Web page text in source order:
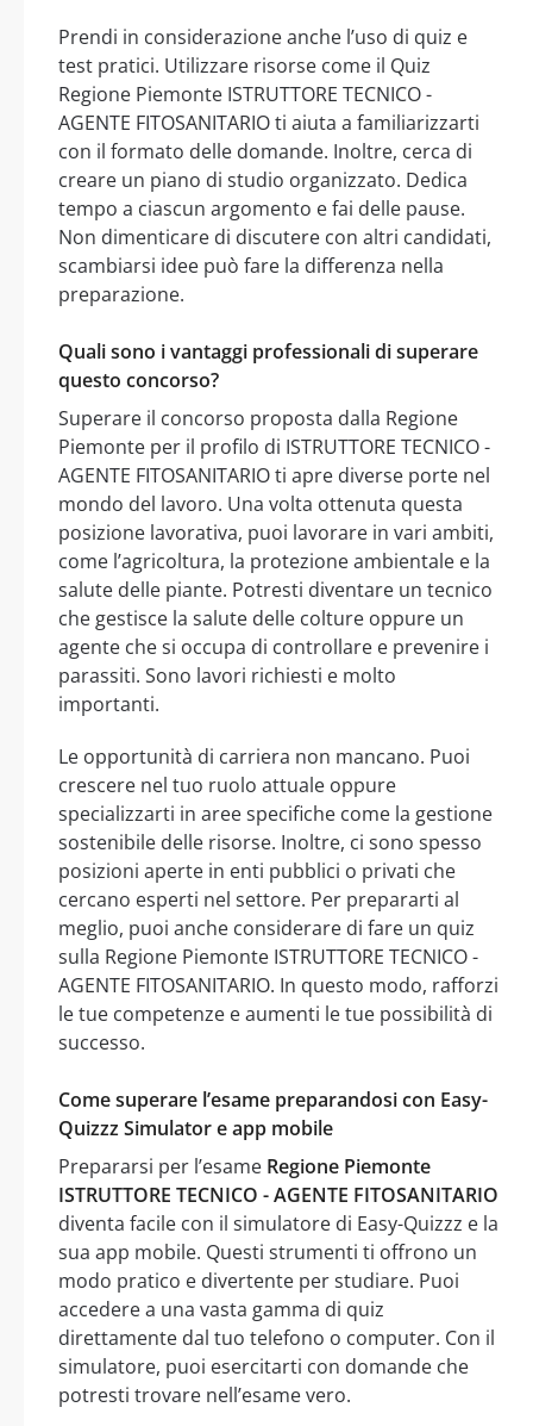
Prendi in considerazione anche l’uso di quiz e
test pratici. Utilizzare risorse come il Quiz
Regione Piemonte ISTRUTTORE TECNICO -
AGENTE FITOSANITARIO ti aiuta a familiarizzarti
con il formato delle domande. Inoltre, cerca di
creare un piano di studio organizzato. Dedica
tempo a ciascun argomento e fai delle pause.
Non dimenticare di discutere con altri candidati,
scambiarsi idee può fare la differenza nella
preparazione.
Quali sono i vantaggi professionali di superare
questo concorso?
Superare il concorso proposta dalla Regione
Piemonte per il profilo di ISTRUTTORE TECNICO -
AGENTE FITOSANITARIO ti apre diverse porte nel
mondo del lavoro. Una volta ottenuta questa
posizione lavorativa, puoi lavorare in vari ambiti,
come l’agricoltura, la protezione ambientale e la
salute delle piante. Potresti diventare un tecnico
che gestisce la salute delle colture oppure un
agente che si occupa di controllare e prevenire i
parassiti. Sono lavori richiesti e molto
importanti.
Le opportunità di carriera non mancano. Puoi
crescere nel tuo ruolo attuale oppure
specializzarti in aree specifiche come la gestione
sostenibile delle risorse. Inoltre, ci sono spesso
posizioni aperte in enti pubblici o privati che
cercano esperti nel settore. Per prepararti al
meglio, puoi anche considerare di fare un quiz
sulla Regione Piemonte ISTRUTTORE TECNICO -
AGENTE FITOSANITARIO. In questo modo, rafforzi
le tue competenze e aumenti le tue possibilità di
successo.
Come superare l’esame preparandosi con Easy-
Quizzz Simulator e app mobile
Prepararsi per l’esame Regione Piemonte
ISTRUTTORE TECNICO - AGENTE FITOSANITARIO
diventa facile con il simulatore di Easy-Quizzz e la
sua app mobile. Questi strumenti ti offrono un
modo pratico e divertente per studiare. Puoi
accedere a una vasta gamma di quiz
direttamente dal tuo telefono o computer. Con il
simulatore, puoi esercitarti con domande che
potresti trovare nell’esame vero.